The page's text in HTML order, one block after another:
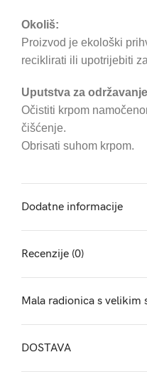
Okoliš:
Proizvod je ekološki
reciklirati ili upotrijebiti
Uputstva za
Očistiti krpom
čišćenje.
Obrisati suhom krpom.
Dodatne informacije
Recenzije (0)
Mala radionica s velikim
DOSTAVA